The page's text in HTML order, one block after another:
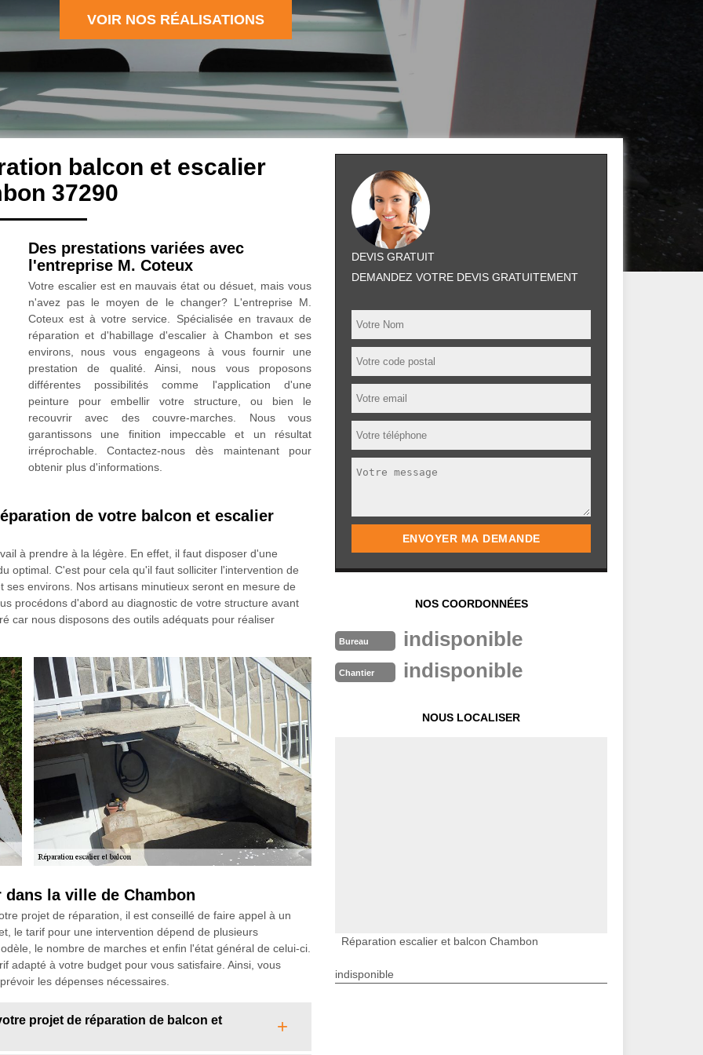
VOIR NOS RÉALISATIONS
balcon et escalier
37290
Des prestations variées avec
l'entreprise M. Coteux
Votre escalier est en mauvais état ou désuet, mais vous
n'avez pas le moyen de le changer? L'entreprise M.
Coteux est à votre service. Spécialisée en travaux de
réparation et d'habillage d'escalier à Chambon et ses
environs, nous vous engageons à vous fournir une
prestation de qualité. Ainsi, nous vous proposons
différentes possibilités comme l'application d'une
peinture pour embellir votre structure, ou bien le
recouvrir avec des couvre-marches. Nous vous
garantissons une finition impeccable et un résultat
irréprochable. Contactez-nous dès maintenant pour
obtenir plus d'informations.
de votre balcon et escalier
à prendre à la légère. En effet, il faut disposer d'une
optimal. C'est pour cela qu'il faut solliciter l'intervention de
environs. Nos artisans minutieux seront en mesure de
procédons d'abord au diagnostic de votre structure avant
car nous disposons des outils adéquats pour réaliser
la ville de Chambon
projet de réparation, il est conseillé de faire appel à un
le tarif pour une intervention dépend de plusieurs
le nombre de marches et enfin l'état général de celui-ci.
adapté à votre budget pour vous satisfaire. Ainsi, vous
les dépenses nécessaires.
projet de réparation de balcon et
DEVIS GRATUIT
DEMANDEZ VOTRE DEVIS GRATUITEMENT
NOS COORDONNÉES
Bureau indisponible
Chantier indisponible
NOUS LOCALISER
Réparation escalier et balcon Chambon
indisponible